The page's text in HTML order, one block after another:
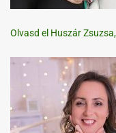
Olvasd el Huszár